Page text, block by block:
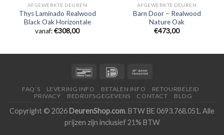
AFGEWERKTE DEUREN
Thys Laminado Realwood
Black Oak Horizontale
vanaf:€308,00
AFGEWERKTE DEUREN
Barn Door – Realwood
Nature Oak
€473,00
FAQ’S LEVERING INFO BETALEN INFO
RETOURBELEID
PRIVACY
BEDRIJFSGEGEVENS CONTACT BLOG
Copyright © 2026 DeurenShop.com. BTW BE 0693.768.051. Alle
prijzen zijn inclusief 21% BTW